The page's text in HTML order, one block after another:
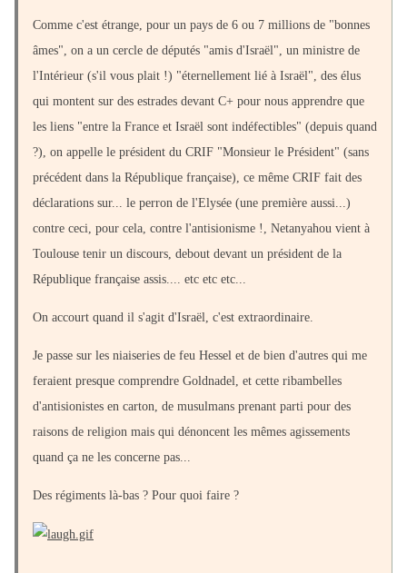
Comme c'est étrange, pour un pays de 6 ou 7 millions de "bonnes
âmes", on a un cercle de députés "amis d'Israël", un ministre de
l'Intérieur (s'il vous plait !) "éternellement lié à Israël", des élus
qui montent sur des estrades devant C+ pour nous apprendre que
les liens "entre la France et Israël sont indéfectibles" (depuis quand
?), on appelle le président du CRIF "Monsieur le Président" (sans
précédent dans la République française), ce même CRIF fait des
déclarations sur... le perron de l'Elysée (une première aussi...)
contre ceci, pour cela, contre l'antisionisme !, Netanyahou vient à
Toulouse tenir un discours, debout devant un président de la
République française assis.... etc etc etc...
On accourt quand il s'agit d'Israël, c'est extraordinaire.
Je passe sur les niaiseries de feu Hessel et de bien d'autres qui me
feraient presque comprendre Goldnadel, et cette ribambelles
d'antisionistes en carton, de musulmans prenant parti pour des
raisons de religion mais qui dénoncent les mêmes agissements
quand ça ne les concerne pas...
Des régiments là-bas ? Pour quoi faire ?